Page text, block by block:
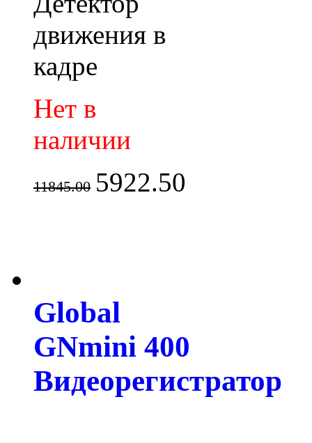
движения в
кадре
Нет в
наличии
11845.00 5922.50
Global
GNmini 400
Видеорегистратор